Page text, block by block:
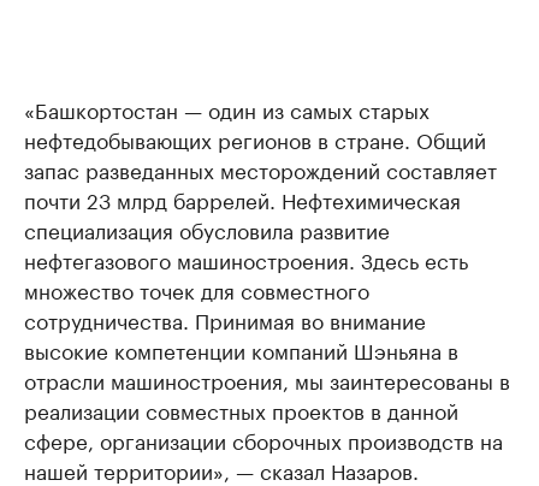
«Башкортостан — один из самых старых
нефтедобывающих регионов в стране. Общий
запас разведанных месторождений составляет
почти 23 млрд баррелей. Нефтехимическая
специализация обусловила развитие
нефтегазового машиностроения. Здесь есть
множество точек для совместного
сотрудничества. Принимая во внимание
высокие компетенции компаний Шэньяна в
отрасли машиностроения, мы заинтересованы в
реализации совместных проектов в данной
сфере, организации сборочных производств на
нашей территории», — сказал Назаров.